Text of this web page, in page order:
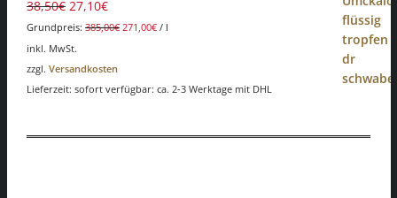
38,50€ 27,10€
Grundpreis: 385,00€ 271,00€ / l
inkl. MwSt.
zzgl. Versandkosten
Lieferzeit: sofort verfügbar: ca. 2-3 Werktage mit DHL